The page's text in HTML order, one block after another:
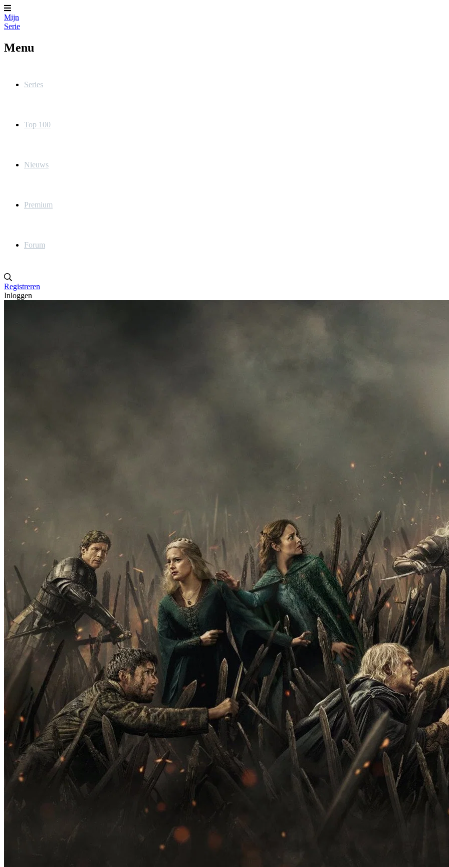
Mijn
Serie
Menu
Series
Top 100
Nieuws
Premium
Forum
Registreren
Inloggen